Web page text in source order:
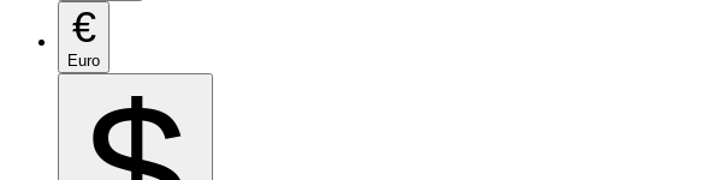
€
Euro